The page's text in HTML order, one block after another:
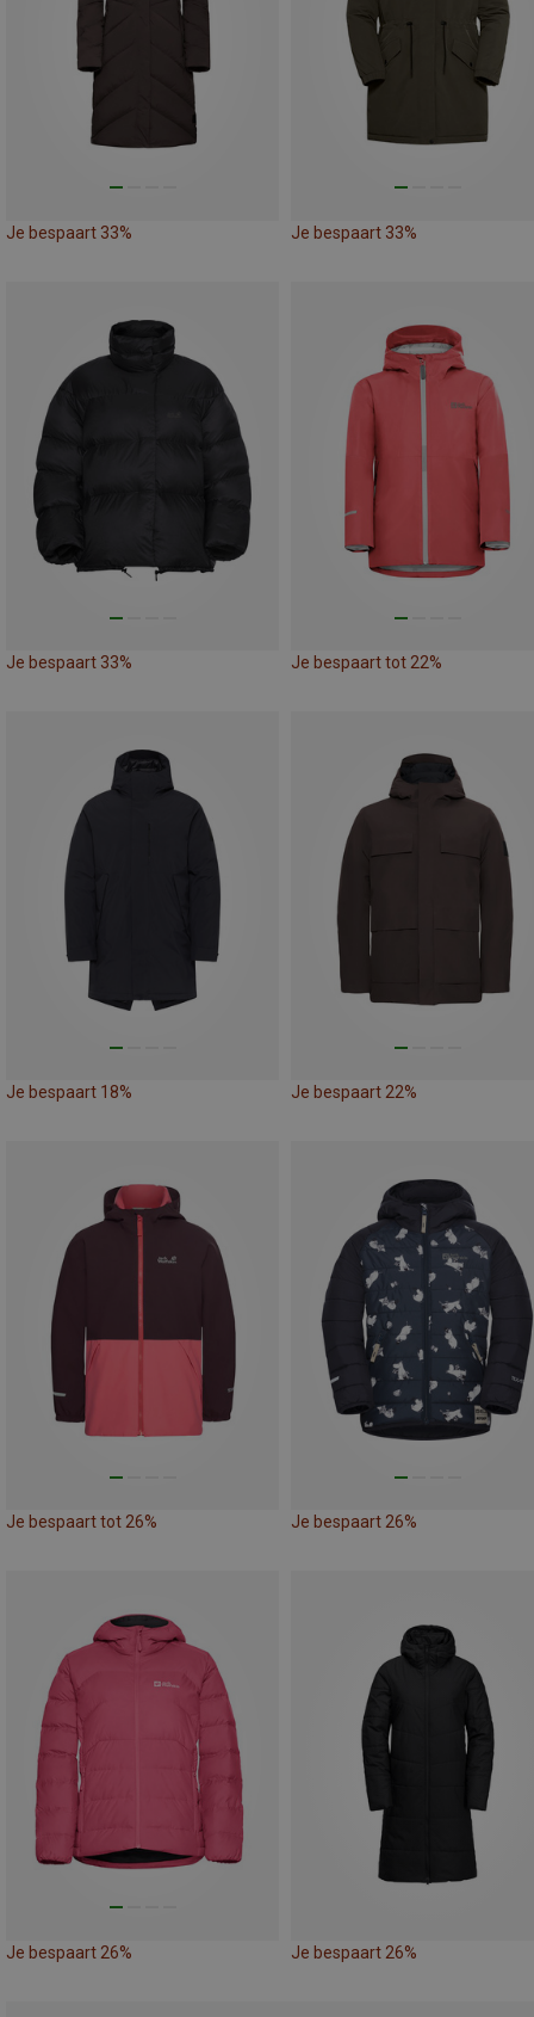
Je bespaart 33% Je bespaart 33%
Je bespaart 33% Je bespaart tot 22%
Je bespaart 18% Je bespaart 22%
Je bespaart tot 26% Je bespaart 26%
Je bespaart 26% Je bespaart 26%